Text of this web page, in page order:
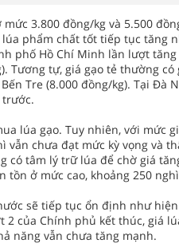
3.800 đồng/kg và 5.500
phẩm chất tốt tiếp tục tăng
phố Hồ Chí Minh lần lượt tăng
Tương tự, giá gạo tẻ thường
Tre (8.000 đồng/kg). Tại Đà
trước.
lúa gạo. Tuy nhiên, với mức
chưa đạt mức kỳ vọng và
có tâm lý trữ lúa để chờ giá
tồn ở mức cao, khoảng 250
sẽ tiếp tục ổn định như
của Chính phủ kết thúc, giá
năng vẫn chưa tăng mạnh.